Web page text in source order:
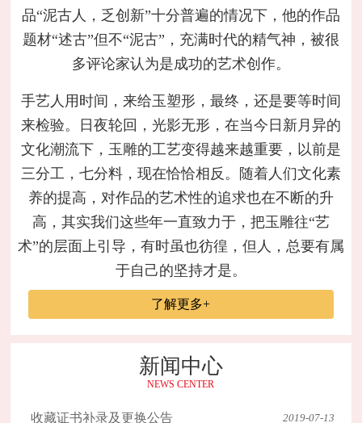
品“泥古人，乏创新”十分普遍的情况下，他的作品
题材“述古”但不“泥古”，充满时代的精气神，被很
多评论家认为是成功的艺术创作。
手艺人用时间，来给玉塑形，最终，还是要等时间
来检验。日夜轮回，光影无形，在当今日新月异的
文化潮流下，玉雕的工艺变得越来越重要，以前是
三分工，七分料，现在恰恰相反。随着人们文化素
养的提高，对作品的艺术性的追求也在不断的升
高，其实我们这些年一直致力于，把玉雕往“艺
术”的层面上引导，有时虽也彷徨，但人，总要有属
于自己的坚持才是。
了解更多+
新闻中心
NEWS CENTER
收藏证书补录及更换公告 2019-07-13